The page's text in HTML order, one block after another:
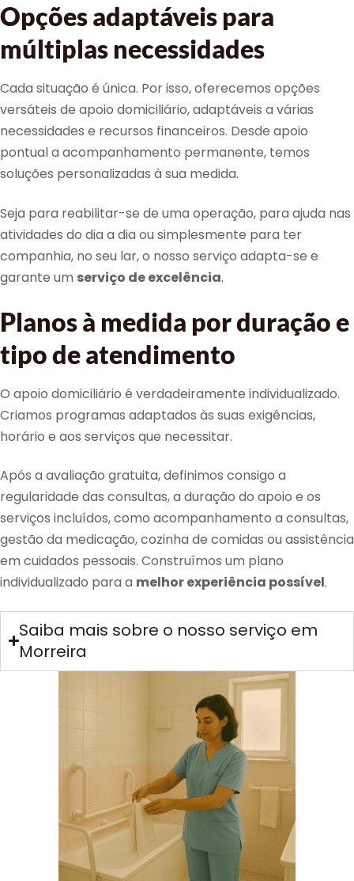
Opções adaptáveis para
múltiplas necessidades
Cada situação é única. Por isso, oferecemos opções
versáteis de apoio domiciliário, adaptáveis a várias
necessidades e recursos financeiros. Desde apoio
pontual a acompanhamento permanente, temos
soluções personalizadas à sua medida.
Seja para reabilitar-se de uma operação, para ajuda nas
atividades do dia a dia ou simplesmente para ter
companhia, no seu lar, o nosso serviço adapta-se e
garante um serviço de excelência.
Planos à medida por duração e
tipo de atendimento
O apoio domiciliário é verdadeiramente individualizado.
Criamos programas adaptados às suas exigências,
horário e aos serviços que necessitar.
Após a avaliação gratuita, definimos consigo a
regularidade das consultas, a duração do apoio e os
serviços incluídos, como acompanhamento a consultas,
gestão da medicação, cozinha de comidas ou assistência
em cuidados pessoais. Construímos um plano
individualizado para a melhor experiência possível.
Saiba mais sobre o nosso serviço em
Morreira